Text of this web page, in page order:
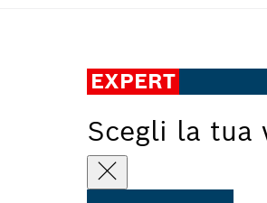
EXPERT
Scegli la tua